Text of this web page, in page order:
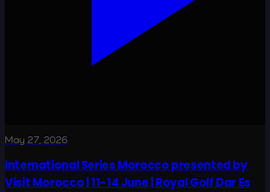
May 27, 2026
International Series Morocco presented by
Visit Morocco | 11-14 June | Royal Golf Dar Es